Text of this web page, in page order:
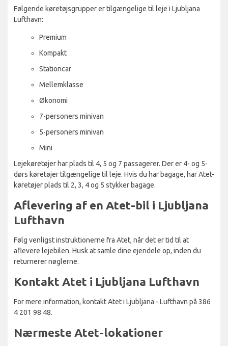
Følgende køretøjsgrupper er tilgængelige til leje i Ljubljana
Lufthavn:
Premium
Kompakt
Stationcar
Mellemklasse
Økonomi
7-personers minivan
5-personers minivan
Mini
Lejekøretøjer har plads til 4, 5 og 7 passagerer. Der er 4- og 5-
dørs køretøjer tilgængelige til leje. Hvis du har bagage, har Atet-
køretøjer plads til 2, 3, 4 og 5 stykker bagage.
Aflevering af en Atet-bil i Ljubljana
Lufthavn
Følg venligst instruktionerne fra Atet, når det er tid til at
aflevere lejebilen. Husk at samle dine ejendele op, inden du
returnerer nøglerne.
Kontakt Atet i Ljubljana Lufthavn
For mere information, kontakt Atet i Ljubljana - Lufthavn på 386
4 201 98 48.
Nærmeste Atet-lokationer